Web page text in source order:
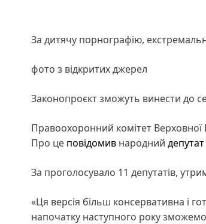
За дитячу порнографію,
фото з відкритих джерел
Законопроєкт зможуть винести до
Правоохоронний комітет Верховної
Про це повідомив народний депутат
За проголосувало 11 депутатів,
«Ця версія більш консервативна і
напочатку наступного року